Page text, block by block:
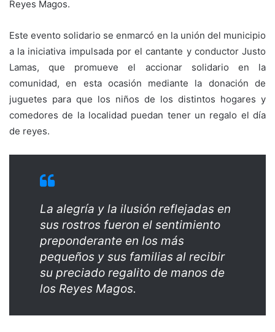
Reyes Magos.
Este evento solidario se enmarcó en la unión del municipio
a la iniciativa impulsada por el cantante y conductor Justo
Lamas, que promueve el accionar solidario en la
comunidad, en esta ocasión mediante la donación de
juguetes para que los niños de los distintos hogares y
comedores de la localidad puedan tener un regalo el día
de reyes.
La alegría y la ilusión reflejadas en
sus rostros fueron el sentimiento
preponderante en los más
pequeños y sus familias al recibir
su preciado regalito de manos de
los Reyes Magos.